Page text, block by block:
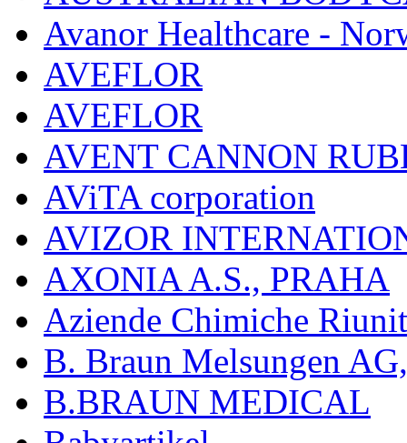
Avanor Healthcare -
AVEFLOR
AVEFLOR
AVENT CANNON
AViTA corporation
AVIZOR
AXONIA A.S., PRAHA
Aziende Chimiche
B. Braun Melsungen
B.BRAUN MEDICAL